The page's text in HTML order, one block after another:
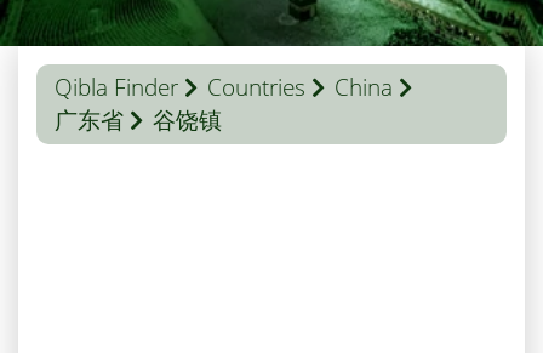
Qibla Finder Countries
China
广东省
谷饶镇